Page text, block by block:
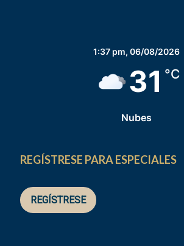
1:37 pm, 06/08/2026
31 °C
Nubes
REGÍSTRESE PARA ESPECIALES
REGÍSTRESE